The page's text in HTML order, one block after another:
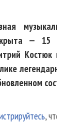
— 15
Костюк
,